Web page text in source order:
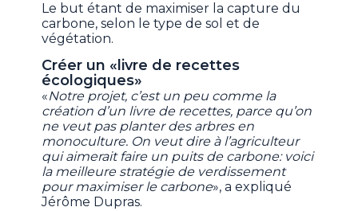
Le but étant de maximiser la capture du
carbone, selon le type de sol et de
végétation.
Créer un «livre de recettes
écologiques»
«Notre projet, c’est un peu comme la
création d’un livre de recettes, parce qu’on
ne veut pas planter des arbres en
monoculture. On veut dire à l’agriculteur
qui aimerait faire un puits de carbone: voici
la meilleure stratégie de verdissement
pour maximiser le carbone», a expliqué
Jérôme Dupras.